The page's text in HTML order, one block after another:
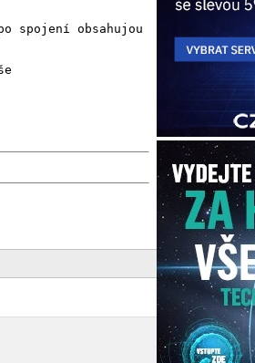
spojení obsahujou